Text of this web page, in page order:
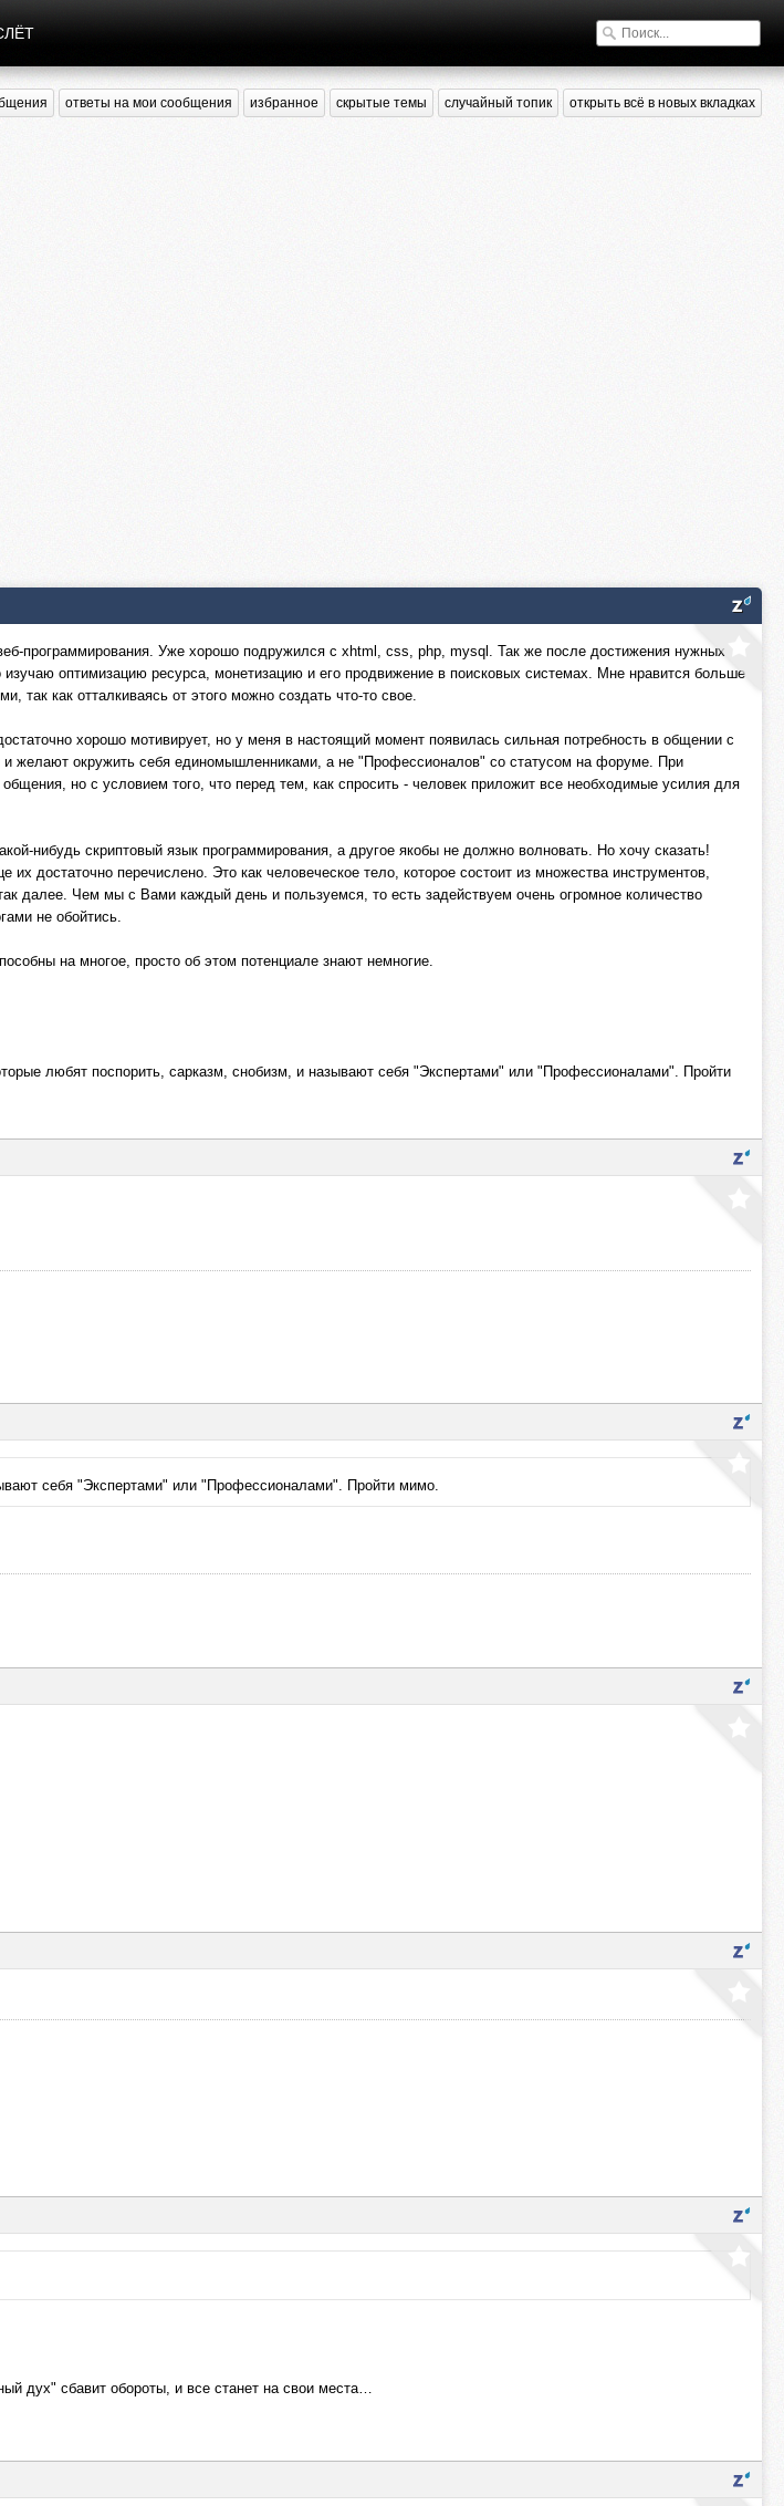
ответы на мои сообщения избранное скрытые темы случайный топик открыть всё в новых вкладках
программирования. Уже хорошо подружился с xhtml, css, php, mysql. Так же после достижения нужных
оптимизацию ресурса, монетизацию и его продвижение в поисковых системах. Мне нравится больше
так как отталкиваясь от этого можно создать что-то свое.
хорошо мотивирует, но у меня в настоящий момент появилась сильная потребность в общении с
желают окружить себя единомышленниками, а не "Профессионалов" со статусом на форуме. При
но с условием того, что перед тем, как спросить - человек приложит все необходимые усилия для
нибудь скриптовый язык программирования, а другое якобы не должно волновать. Но хочу сказать!
достаточно перечислено. Это как человеческое тело, которое состоит из множества инструментов,
далее. Чем мы с Вами каждый день и пользуемся, то есть задействуем очень огромное количество
не обойтись.
на многое, просто об этом потенциале знают немногие.
любят поспорить, сарказм, снобизм, и называют себя "Экспертами" или "Профессионалами". Пройти
себя "Экспертами" или "Профессионалами". Пройти мимо.
дух" сбавит обороты, и все станет на свои места…